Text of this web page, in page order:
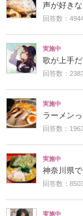
声が好き
回答数：
実施中
歌が上手
回答数：
実施中
ラーメン
回答数：
実施中
神奈川県
回答数：
実施中